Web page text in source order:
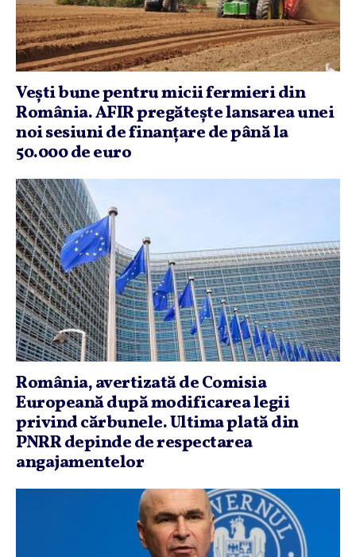
Veşti bune pentru micii fermieri din
România. AFIR pregăteşte lansarea unei
noi sesiuni de finanţare de până la
50.000 de euro
România, avertizată de Comisia
Europeană după modificarea legii
privind cărbunele. Ultima plată din
PNRR depinde de respectarea
angajamentelor